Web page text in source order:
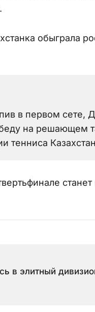
обыграла
в первом
на решающем
тенниса
станет
в элитный